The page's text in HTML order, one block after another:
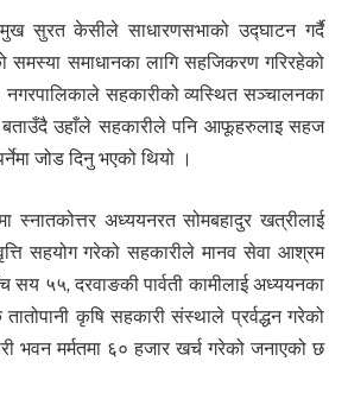
सुरत केसीले साधारणसभाको उद्घाटन गर्दै
समस्या समाधानका लागि सहजिकरण गरिरहेको
नगरपालिकाले सहकारीको व्यस्थित सञ्चालनका
बताउँदै उहाँले सहकारीले पनि आफूहरुलाइ सहज
जोड दिनु भएको थियो ।
स्नातकोत्तर अध्ययनरत सोमबहादुर खत्रीलाई
सहयोग गरेको सहकारीले मानव सेवा आश्रम
सय ५५, दरवाङकी पार्वती कामीलाई अध्ययनका
कृषि सहकारी संस्थाले प्रर्वद्धन गरेको
भवन मर्मतमा ६० हजार खर्च गरेको जनाएको छ